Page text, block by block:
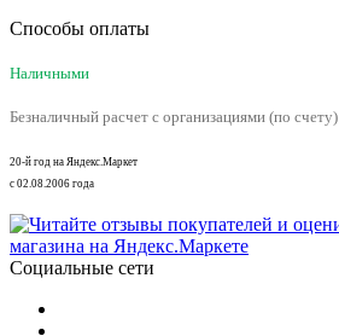
Способы оплаты
Наличными
Безналичный расчет с организациями (по счету)
20-й год на Яндекс.Маркет
с 02.08.2006 года
Социальные сети